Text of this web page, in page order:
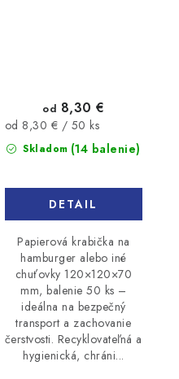
Skladom (14 balenie)
od 8,30 €
Jednotková
cena:
od 8,30 € / 50 ks
DETAIL
Papierová krabička na
hamburger alebo iné
chuťovky 120×120×70
mm, balenie 50 ks –
ideálna na bezpečný
transport a zachovanie
čerstvosti. Recyklovateľná a
hygienická, chráni...